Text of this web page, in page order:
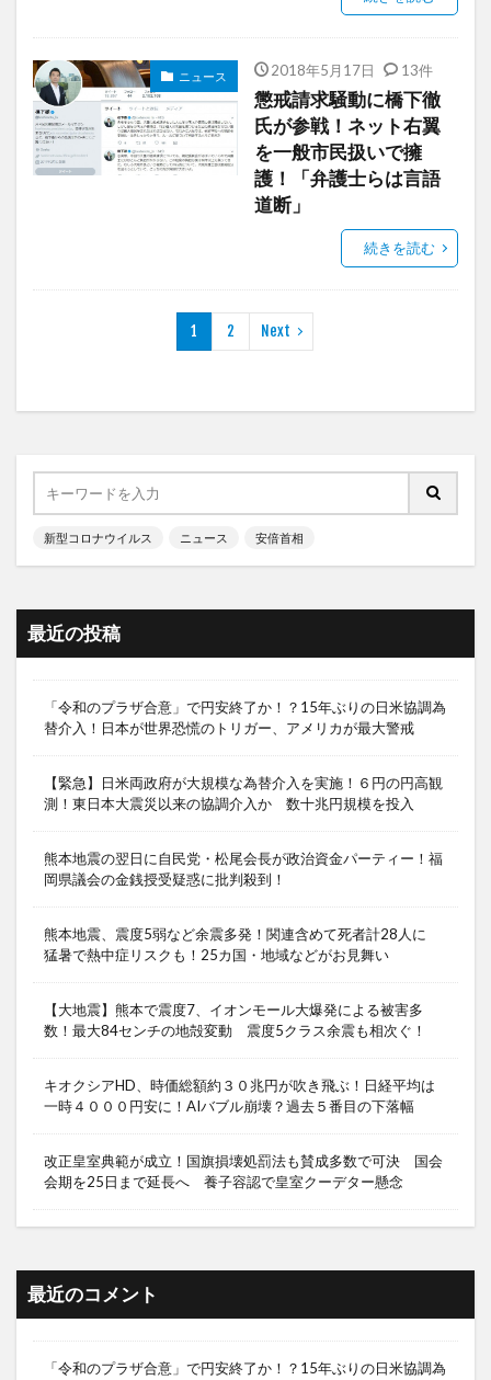
ニュース 2018年5月17日 13件
懲戒請求騒動に橋下徹
氏が参戦！ネット右翼
を一般市民扱いで擁
護！「弁護士らは言語
道断」
続きを読む
1 2 Next
新型コロナウイルス ニュース 安倍首相
最近の投稿
「令和のプラザ合意」で円安終了か！？15年ぶりの日米協調為
替介入！日本が世界恐慌のトリガー、アメリカが最大警戒
【緊急】日米両政府が大規模な為替介入を実施！６円の円高観
測！東日本大震災以来の協調介入か 数十兆円規模を投入
熊本地震の翌日に自民党・松尾会長が政治資金パーティー！福
岡県議会の金銭授受疑惑に批判殺到！
熊本地震、震度5弱など余震多発！関連含めて死者計28人に
猛暑で熱中症リスクも！25カ国・地域などがお見舞い
【大地震】熊本で震度7、イオンモール大爆発による被害多
数！最大84センチの地殻変動 震度5クラス余震も相次ぐ！
キオクシアHD、時価総額約３０兆円が吹き飛ぶ！日経平均は
一時４０００円安に！AIバブル崩壊？過去５番目の下落幅
改正皇室典範が成立！国旗損壊処罰法も賛成多数で可決 国会
会期を25日まで延長へ 養子容認で皇室クーデター懸念
最近のコメント
「令和のプラザ合意」で円安終了か！？15年ぶりの日米協調為